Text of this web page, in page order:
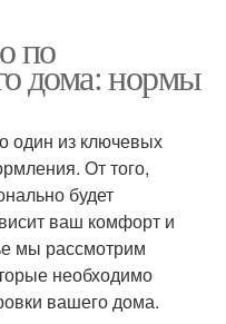
по
дома: нормы
один из ключевых
От того,
будет
ваш комфорт и
мы рассмотрим
необходимо
вашего дома.